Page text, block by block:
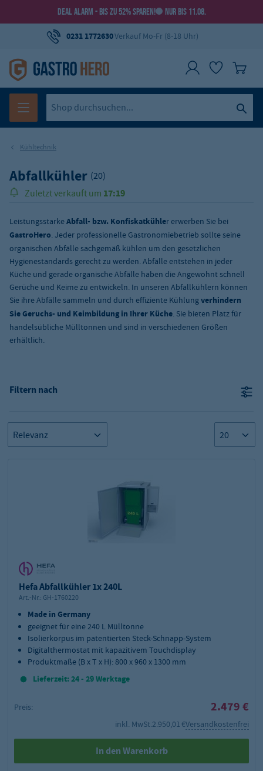
DEAL ALARM - BIS ZU 52% SPAREN! NUR BIS 11.08.
0231 1772630Verkauf Mo-Fr (8-18 Uhr)
Kühltechnik
Abfallkühler (20)
Über239.000Produkte verkauft!
Zuletzt verkauft um 17:19
LeistungsstarkeAbfall- bzw. Konfiskatkühler erwerben Sie bei
GastroHero. Jeder professionelle Gastronomiebetrieb sollte seine
organischen Abfälle sachgemäß kühlen um den gesetzlichen
Hygienestandards gerecht zu werden. Abfälle entstehen in jeder
Küche und gerade organische Abfälle haben die Angewohnt schnell
Gerüche und Keime zu entwickeln. In unseren Abfallkühlern können
Sie ihre Abfälle sammeln und durch effiziente Kühlungverhindern
Sie Geruchs- und Keimbildung in Ihrer Küche. Sie bieten Platz für
handelsübliche Mülltonnen und sind in verschiedenen Größen
erhältlich.
Filtern nach
Hefa Abfallkühler 1x 240L
Art.-Nr.: GH-1760220
Made in Germany
geeignet für eine 240 L Mülltonne
Isolierkorpus im patentierten Steck-Schnapp-System
Digitalthermostat mit kapazitivem Touchdisplay
Produktmaße (B x T x H): 800 x 960 x 1300 mm
Lieferzeit: 24 - 29 Werktage
Preis: 2.479 €
inkl. MwSt.2.950,01 €Versandkostenfrei
In den Warenkorb